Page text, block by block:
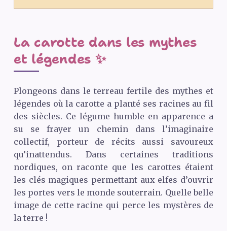
La carotte dans les mythes
et légendes ✨
Plongeons dans le terreau fertile des mythes et
légendes où la carotte a planté ses racines au fil
des siècles. Ce légume humble en apparence a
su se frayer un chemin dans l’imaginaire
collectif, porteur de récits aussi savoureux
qu’inattendus. Dans certaines traditions
nordiques, on raconte que les carottes étaient
les clés magiques permettant aux elfes d’ouvrir
les portes vers le monde souterrain. Quelle belle
image de cette racine qui perce les mystères de
la terre !